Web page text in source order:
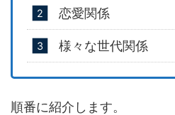
恋愛関係
様々な世代関係
順番に紹介します。